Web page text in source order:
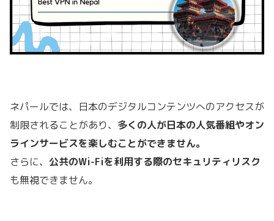
ネパールでは、日本のデジタルコンテンツへのアクセスが
制限されることがあり、 多くの人が日本の人気番組やオン
ラインサービスを楽しむことができません。
さらに、 公共のWi-Fiを利用する際のセキュリティリスク
も無視できません。